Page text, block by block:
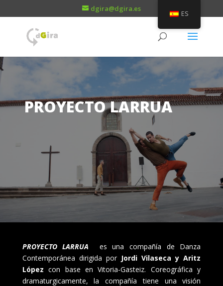
dgira@dgira.es
PROYECTO LARRUA
PROYECTO LARRUA es una compañía de Danza
Contemporánea dirigida porJordi Vilaseca y Aritz
López con base en Vitoria-Gasteiz. Coreográfica y
dramaturgicamente, la compañía tiene una visión
ES